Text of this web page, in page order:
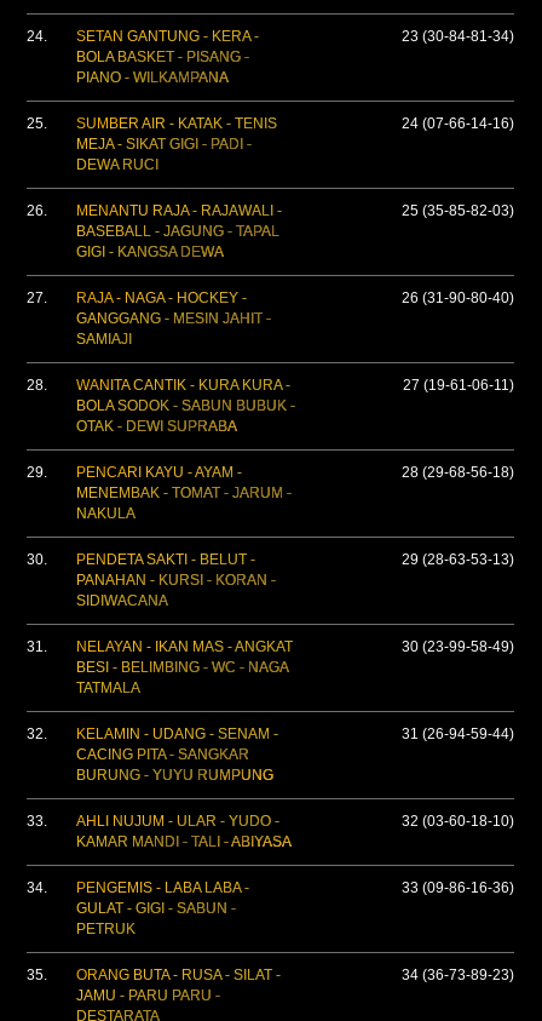
24.
SETAN GANTUNG - KERA -
BOLA BASKET - PISANG -
PIANO - WILKAMPANA
23 (30-84-81-34)
25.
SUMBER AIR - KATAK - TENIS
MEJA - SIKAT GIGI - PADI -
DEWA RUCI
24 (07-66-14-16)
26.
MENANTU RAJA - RAJAWALI -
BASEBALL - JAGUNG - TAPAL
GIGI - KANGSA DEWA
25 (35-85-82-03)
27.
RAJA - NAGA - HOCKEY -
GANGGANG - MESIN JAHIT -
SAMIAJI
26 (31-90-80-40)
28.
WANITA CANTIK - KURA KURA -
BOLA SODOK - SABUN BUBUK -
OTAK - DEWI SUPRABA
27 (19-61-06-11)
29.
PENCARI KAYU - AYAM -
MENEMBAK - TOMAT - JARUM -
NAKULA
28 (29-68-56-18)
30.
PENDETA SAKTI - BELUT -
PANAHAN - KURSI - KORAN -
SIDIWACANA
29 (28-63-53-13)
31.
NELAYAN - IKAN MAS - ANGKAT
BESI - BELIMBING - WC - NAGA
TATMALA
30 (23-99-58-49)
32.
KELAMIN - UDANG - SENAM -
CACING PITA - SANGKAR
BURUNG - YUYU RUMPUNG
31 (26-94-59-44)
33.
AHLI NUJUM - ULAR - YUDO -
KAMAR MANDI - TALI - ABIYASA
32 (03-60-18-10)
34.
PENGEMIS - LABA LABA -
GULAT - GIGI - SABUN -
PETRUK
33 (09-86-16-36)
35.
ORANG BUTA - RUSA - SILAT -
JAMU - PARU PARU -
DESTARATA
34 (36-73-89-23)